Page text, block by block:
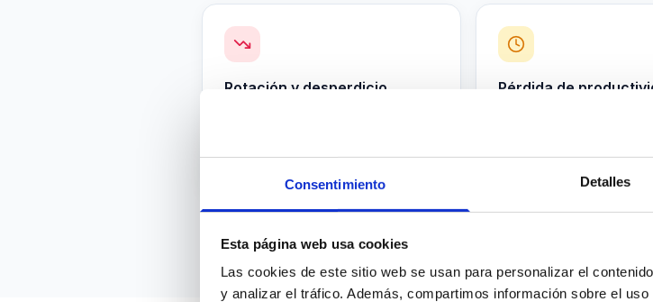
Consentimiento Detalles
Esta página web usa cookies
Las cookies de este sitio web se usan para personalizar el
y analizar el tráfico. Además, compartimos información sobre el
Rotación y desperdicio Pérdida de